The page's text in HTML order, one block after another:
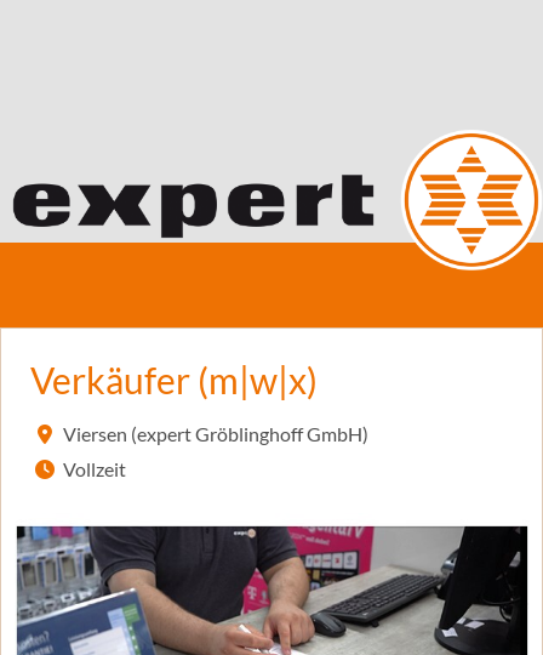
Verkäufer (m|w|x)
Viersen (expert Gröblinghoff GmbH)
Vollzeit